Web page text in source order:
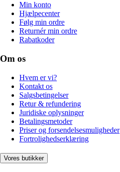
Min konto
Hjælpecenter
Følg min ordre
Returnér min ordre
Rabatkoder
Om os
Hvem er vi?
Kontakt os
Salgsbetingelser
Retur & refundering
Juridiske oplysninger
Betalingsmetoder
Priser og forsendelsesmuligheder
Fortrolighedserklæring
Vores butikker